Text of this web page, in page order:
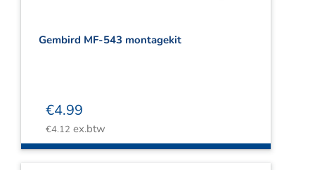
Winkelwagen
Gembird MF-543 montagekit
€4.99
€4.12 ex.btw